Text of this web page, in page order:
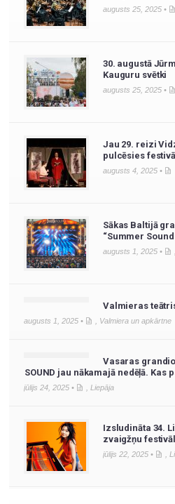
augusts 25, 2025 •
30. augustā
Kauguru svētki
augusts 25, 2025 •
Jau 29. reizi
pulcēsies
augusts 4, 2025 •
Sākas Baltijā
“Summer Sound
augusts 1, 2025 •
Valmieras
augusts 1, 2025 • Valmiera un apkārtne
Vasaras
SOUND jau nākamajā nedēļā. Kas
jūlijs 24, 2025 • Liepāja
Izsludināta 34.
zvaigžņu
jūlijs 22, 2025 •